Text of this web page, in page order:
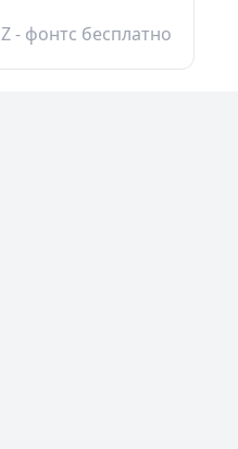
Z - фонтс бесплатно